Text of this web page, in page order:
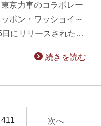
京力車のコラボレー
ポン・ワッショイ～
日にリリースされた…
続きを読む
次へ